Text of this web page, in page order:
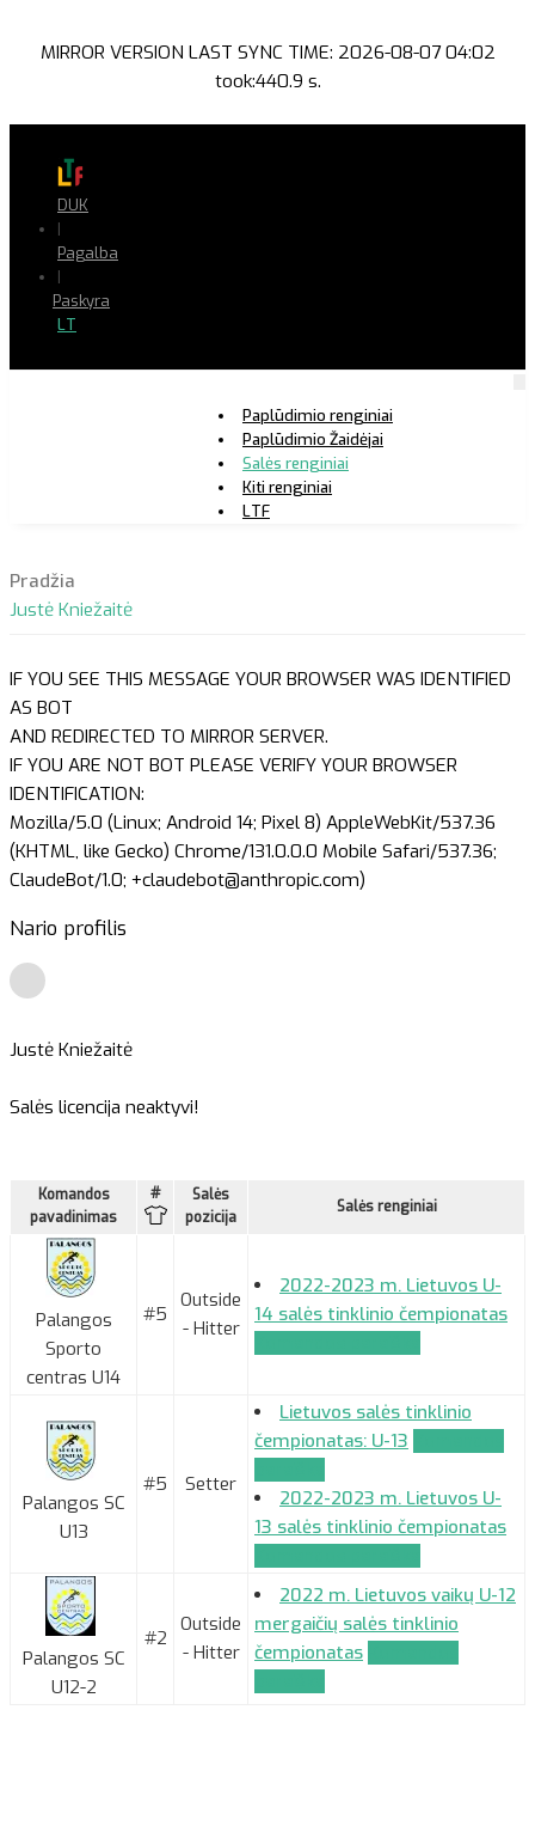
MIRROR VERSION LAST SYNC TIME: 2026-08-07 04:02
took:440.9 s.
DUK
|
Pagalba
|
Paskyra
LT
Paplūdimio renginiai
Paplūdimio Žaidėjai
Salės renginiai
Kiti renginiai
LTF
Pradžia
Justė Kniežaitė
IF YOU SEE THIS MESSAGE YOUR BROWSER WAS IDENTIFIED
AS BOT
AND REDIRECTED TO MIRROR SERVER.
IF YOU ARE NOT BOT PLEASE VERIFY YOUR BROWSER
IDENTIFICATION:
Mozilla/5.0 (Linux; Android 14; Pixel 8) AppleWebKit/537.36
(KHTML, like Gecko) Chrome/131.0.0.0 Mobile Safari/537.36;
ClaudeBot/1.0; +claudebot@anthropic.com)
Nario profilis
Justė Kniežaitė
Salės licencija neaktyvi!
Komandos
pavadinimas
#
Salės
pozicija
Salės renginiai
Palangos
Sporto
centras U14
#5
Outside
- Hitter
2022-2023 m. Lietuvos U-
14 salės tinklinio čempionatas
Palangos SC
U13
#5 Setter
Lietuvos salės tinklinio
čempionatas: U-13
2022-2023 m. Lietuvos U-
13 salės tinklinio čempionatas
Palangos SC
U12-2
#2
Outside
- Hitter
2022 m. Lietuvos vaikų U-12
mergaičių salės tinklinio
čempionatas